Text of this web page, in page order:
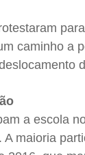
caminho a
a escola
maioria